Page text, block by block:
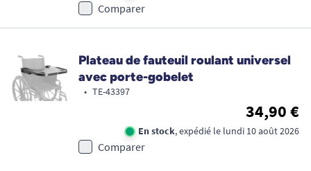
Comparer
Plateau de fauteuil roulant universel
avec porte-gobelet
• TE-43397
34,90 €
En stock, expédié le lundi 10 août 2026
Comparer